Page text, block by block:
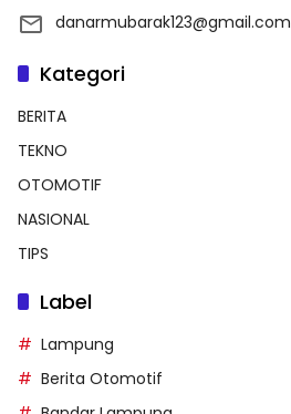
danarmubarak123@gmail.com
Kategori
BERITA
TEKNO
OTOMOTIF
NASIONAL
TIPS
Label
Lampung
Berita Otomotif